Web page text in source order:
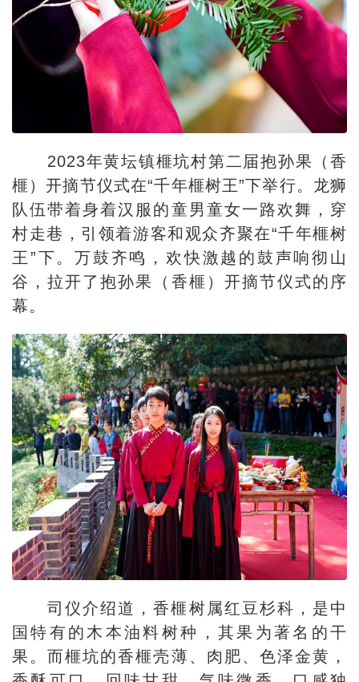
2023年黄坛镇榧坑村第二届抱孙果（香
榧）开摘节仪式在“千年榧树王”下举行。龙狮
队伍带着身着汉服的童男童女一路欢舞，穿
村走巷，引领着游客和观众齐聚在“千年榧树
王”下。万鼓齐鸣，欢快激越的鼓声响彻山
谷，拉开了抱孙果（香榧）开摘节仪式的序
幕。
司仪介绍道，香榧树属红豆杉科，是中
国特有的木本油料树种，其果为著名的干
果。而榧坑的香榧壳薄、肉肥、色泽金黄，